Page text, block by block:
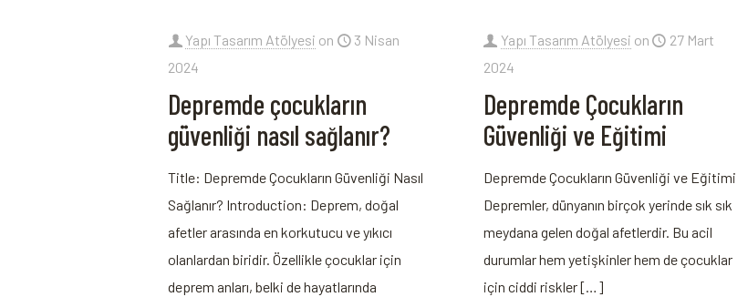
Yapı Tasarım Atölyesi on
3 Nisan
2024
Depremde çocukların
güvenliği nasıl sağlanır?
Title: Depremde Çocukların Güvenliği Nasıl
Sağlanır? Introduction: Deprem, doğal
afetler arasında en korkutucu ve yıkıcı
olanlardan biridir. Özellikle çocuklar için
deprem anları, belki de hayatlarında
Yapı Tasarım Atölyesi on
27 Mart
2024
Depremde Çocukların
Güvenliği ve Eğitimi
Depremde Çocukların Güvenliği ve Eğitimi
Depremler, dünyanın birçok yerinde sık sık
meydana gelen doğal afetlerdir. Bu acil
durumlar hem yetişkinler hem de çocuklar
için ciddi riskler[…]